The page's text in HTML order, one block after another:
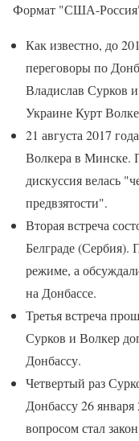
Формат "США-
Как известно, до
переговоры по
Владислав Сурков
Украине Курт
21 августа 2017
Волкера в Минске.
дискуссия велась
предвзятости".
Вторая встреча
Белграде (Сербия).
режиме, а
на Донбассе.
Третья встреча
Сурков и Волкер
Донбассу.
Четвертый раз
Донбассу 26
вопросом стал